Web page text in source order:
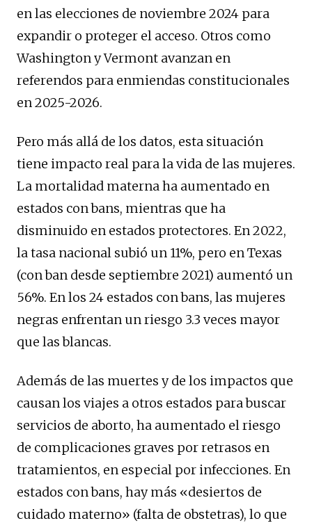
en las elecciones de noviembre 2024 para
expandir o proteger el acceso. Otros como
Washington y Vermont avanzan en
referendos para enmiendas constitucionales
en 2025-2026.
Pero más allá de los datos, esta situación
tiene impacto real para la vida de las mujeres.
La mortalidad materna ha aumentado en
estados con bans, mientras que ha
disminuido en estados protectores. En 2022,
la tasa nacional subió un 11%, pero en Texas
(con ban desde septiembre 2021) aumentó un
56%. En los 24 estados con bans, las mujeres
negras enfrentan un riesgo 3.3 veces mayor
que las blancas.
Además de las muertes y de los impactos que
causan los viajes a otros estados para buscar
servicios de aborto, ha aumentado el riesgo
de complicaciones graves por retrasos en
tratamientos, en especial por infecciones. En
estados con bans, hay más «desiertos de
cuidado materno» (falta de obstetras), lo que